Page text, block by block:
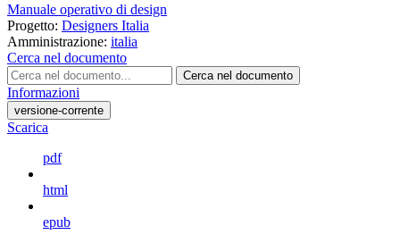
Manuale operativo di design
Progetto: Designers Italia
Amministrazione: italia
Cerca nel documento
Cerca nel documento
Informazioni
versione-corrente
Scarica
pdf
html
epub